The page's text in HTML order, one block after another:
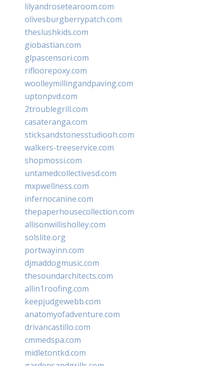
lilyandrosetearoom.com
olivesburgberrypatch.com
theslushkids.com
giobastian.com
glpascensori.com
rifloorepoxy.com
woolleymillingandpaving.com
uptonpvd.com
2troublegrill.com
casateranga.com
sticksandstonesstudiooh.com
walkers-treeservice.com
shopmossi.com
untamedcollectivesd.com
mxpwellness.com
infernocanine.com
thepaperhousecollection.com
allisonwillisholley.com
solslite.org
portwayinn.com
djmaddogmusic.com
thesoundarchitects.com
allin1roofing.com
keepjudgewebb.com
anatomyofadventure.com
drivancastillo.com
cmmedspa.com
midletontkd.com